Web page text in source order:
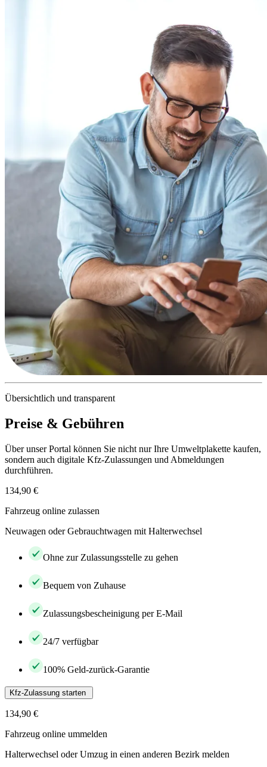
Übersichtlich und transparent
Preise & Gebühren
Über unser Portal können Sie nicht nur Ihre Umweltplakette kaufen,
sondern auch digitale Kfz-Zulassungen und Abmeldungen
durchführen.
134,90 €
Fahrzeug online zulassen
Neuwagen oder Gebrauchtwagen mit Halterwechsel
Ohne zur Zulassungsstelle zu gehen
Bequem von Zuhause
Zulassungsbescheinigung per E-Mail
24/7 verfügbar
100% Geld-zurück-Garantie
Kfz-Zulassung starten
134,90 €
Fahrzeug online ummelden
Halterwechsel oder Umzug in einen anderen Bezirk melden